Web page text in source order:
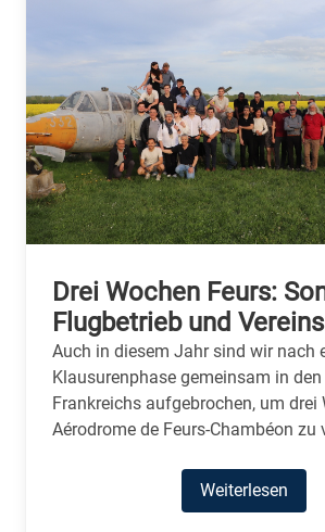
Drei Wochen Feurs:
Flugbetrieb und
Auch in diesem Jahr sind wir nach
Klausurenphase gemeinsam in den
Frankreichs aufgebrochen, um drei
Aérodrome de Feurs-Chambéon zu
Weiterlesen